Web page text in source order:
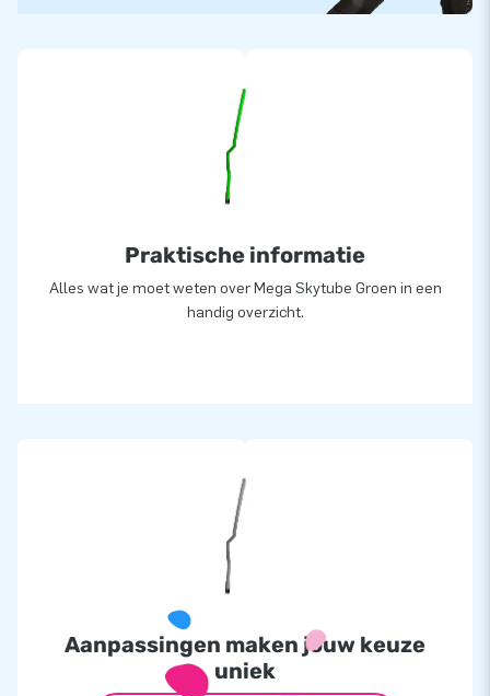
Praktische informatie
Alles wat je moet weten over Mega Skytube Groen in een
handig overzicht.
Aanpassingen maken jouw keuze
uniek